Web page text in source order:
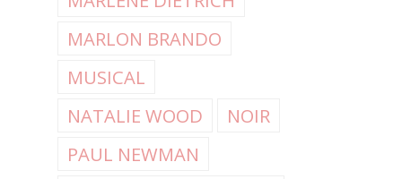
MARLON BRANDO
MUSICAL
NATALIE WOOD
NOIR
PAUL NEWMAN